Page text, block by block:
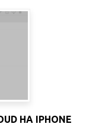
НА IPHONE